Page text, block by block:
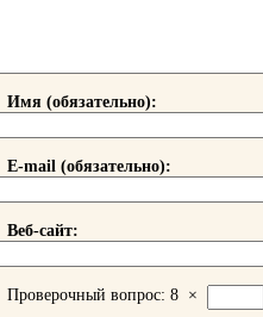
Имя (обязательно):
E-mail (обязательно):
Веб-сайт:
Проверочный вопрос: 8 ×